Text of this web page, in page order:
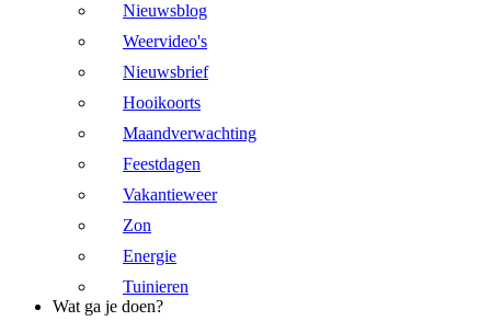
Nieuwsblog
Weervideo's
Nieuwsbrief
Hooikoorts
Maandverwachting
Feestdagen
Vakantieweer
Zon
Energie
Tuinieren
Wat ga je doen?